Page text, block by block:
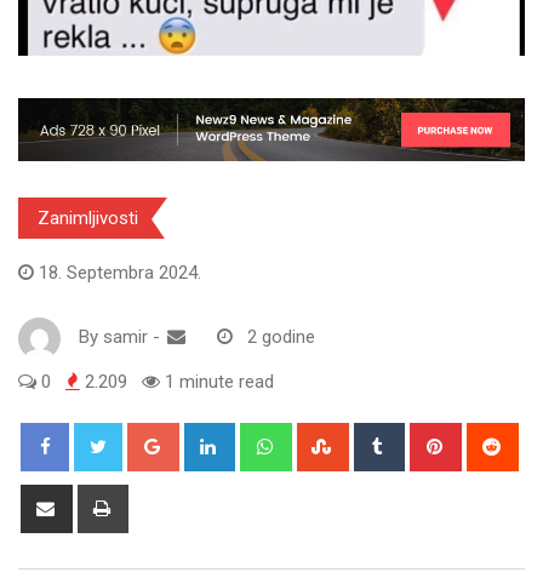
Zanimljivosti
18. Septembra 2024.
By samir - 2 godine
0 2.209 1 minute read
Google+ LinkedIn WhatsappStumbleUpon
Tumblr Pinterest
Share